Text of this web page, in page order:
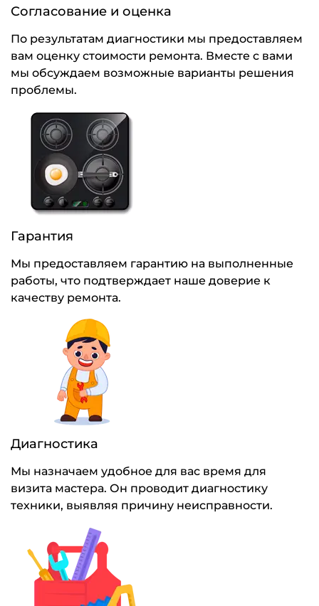
Согласование и оценка
По результатам диагностики мы предоставляем
вам оценку стоимости ремонта. Вместе с вами
мы обсуждаем возможные варианты решения
проблемы.
Гарантия
Мы предоставляем гарантию на выполненные
работы, что подтверждает наше доверие к
качеству ремонта.
Диагностика
Мы назначаем удобное для вас время для
визита мастера. Он проводит диагностику
техники, выявляя причину неисправности.